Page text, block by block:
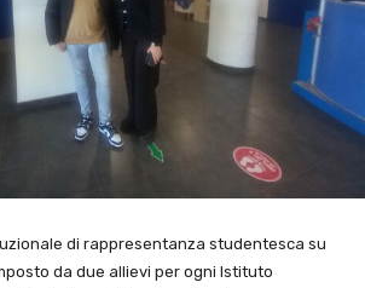
di rappresentanza studentesca su
da due allievi per ogni Istituto